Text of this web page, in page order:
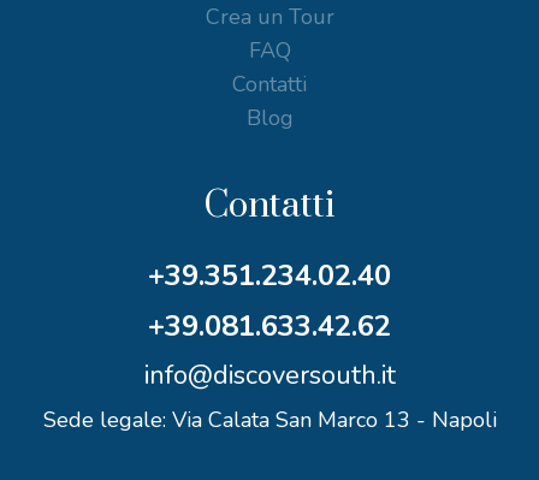
Crea un Tour
FAQ
Contatti
Blog
Contatti
+39.351.234.02.40
+39.081.633.42.62
info@discoversouth.it
Sede legale: Via Calata San Marco 13 - Napoli